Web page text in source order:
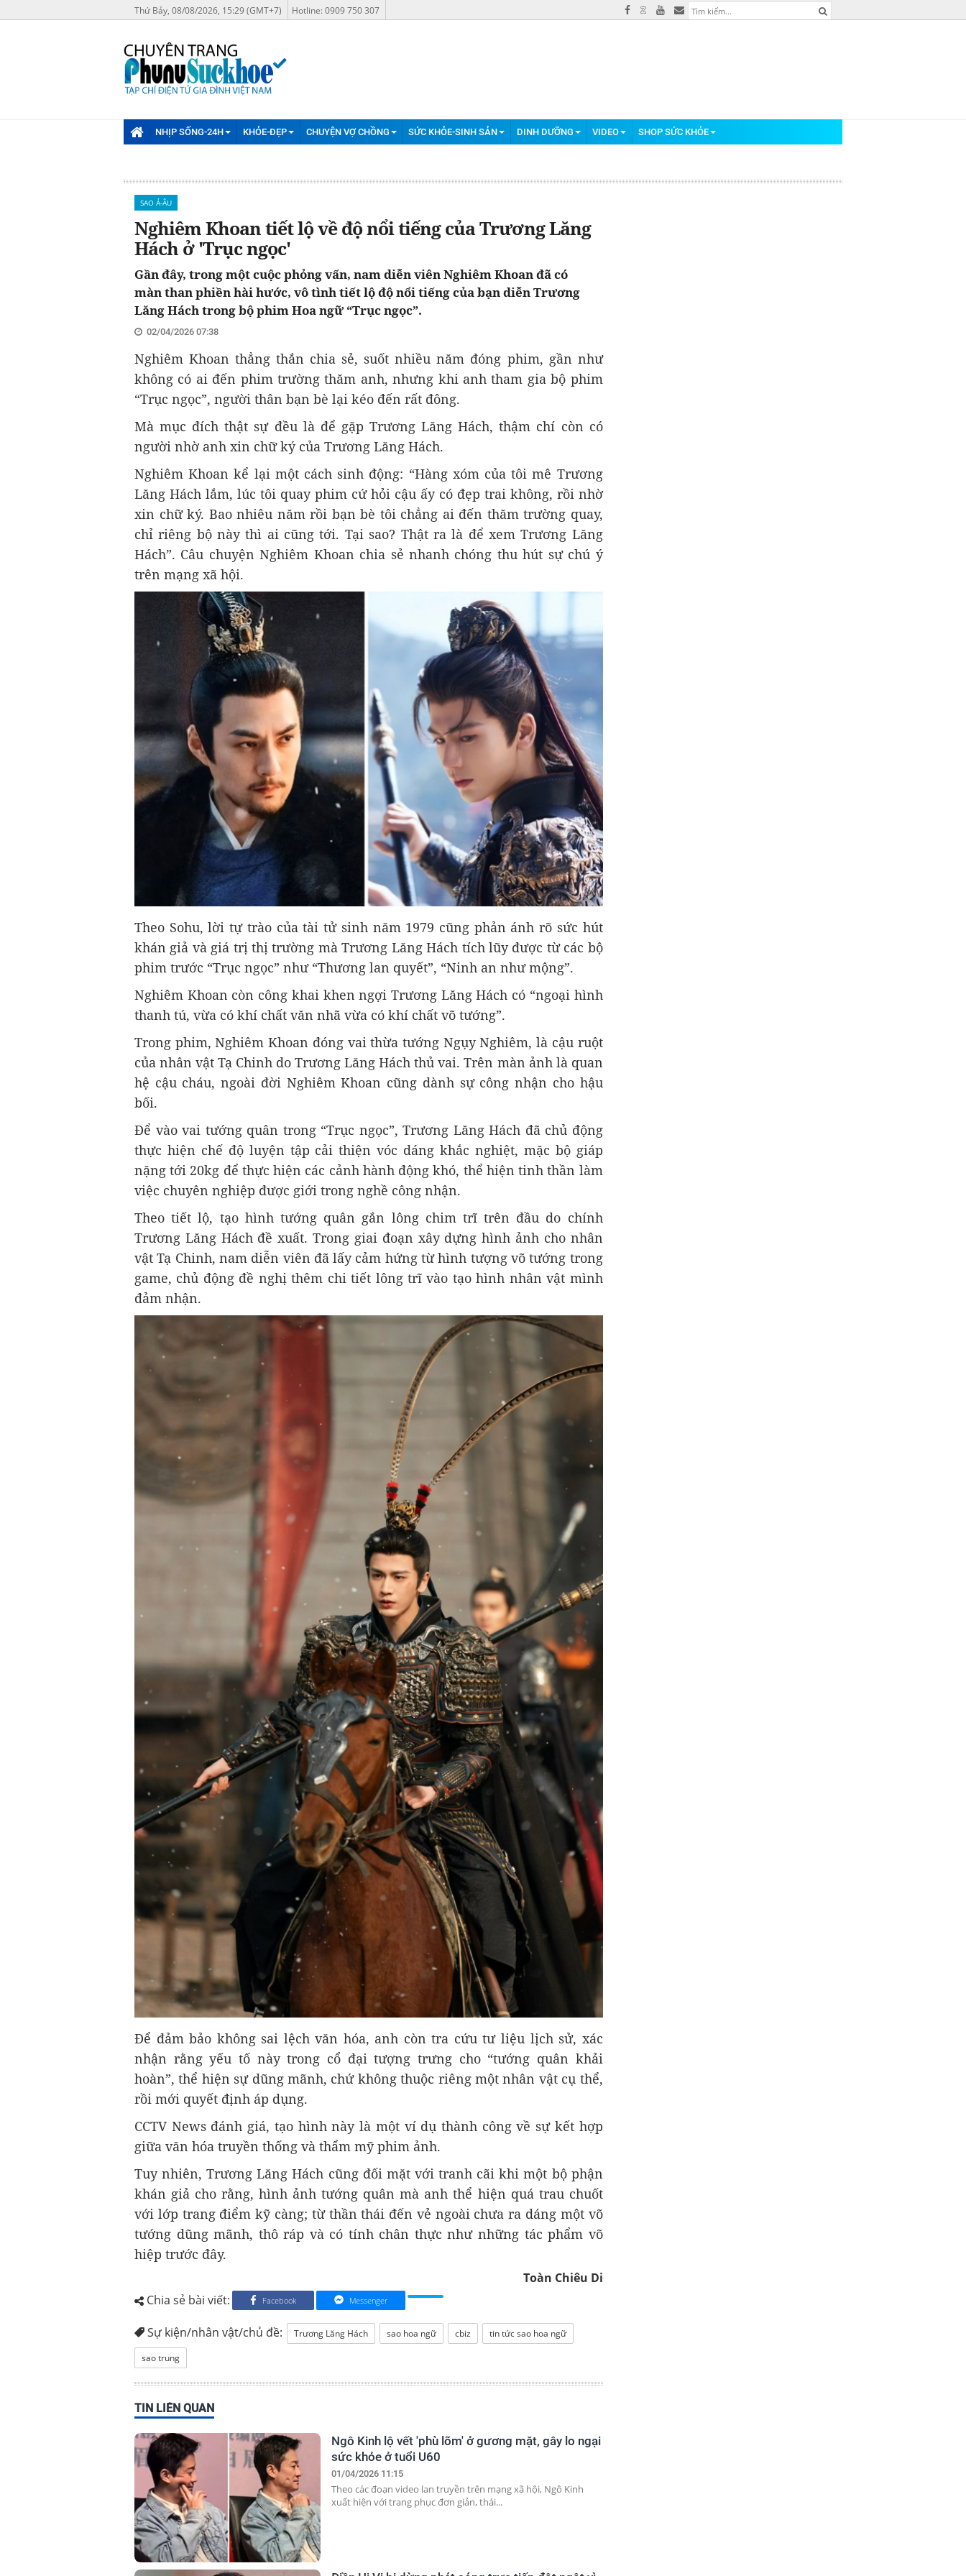
Thứ Bảy, 08/08/2026, 15:29 (GMT+7) Hotline: 0909 750 307
NHỊP SỐNG-24H KHỎE-ĐẸP CHUYỆN VỢ CHỒNG SỨC KHỎE-SINH SẢN DINH DƯỠNG VIDEO SHOP SỨC KHỎE
SAO Á-ÂU
Nghiêm Khoan tiết lộ về độ nổi tiếng của Trương Lăng
Hách ở 'Trục ngọc'
Gần đây, trong một cuộc phỏng vấn, nam diễn viên Nghiêm Khoan đã có
màn than phiền hài hước, vô tình tiết lộ độ nổi tiếng của bạn diễn Trương
Lăng Hách trong bộ phim Hoa ngữ “Trục ngọc”.
02/04/2026 07:38
Nghiêm Khoan thẳng thắn chia sẻ, suốt nhiều năm đóng phim, gần như
không có ai đến phim trường thăm anh, nhưng khi anh tham gia bộ phim
“Trục ngọc”, người thân bạn bè lại kéo đến rất đông.
Mà mục đích thật sự đều là để gặp Trương Lăng Hách, thậm chí còn có
người nhờ anh xin chữ ký của Trương Lăng Hách.
Nghiêm Khoan kể lại một cách sinh động: “Hàng xóm của tôi mê Trương
Lăng Hách lắm, lúc tôi quay phim cứ hỏi cậu ấy có đẹp trai không, rồi nhờ
xin chữ ký. Bao nhiêu năm rồi bạn bè tôi chẳng ai đến thăm trường quay,
chỉ riêng bộ này thì ai cũng tới. Tại sao? Thật ra là để xem Trương Lăng
Hách”. Câu chuyện Nghiêm Khoan chia sẻ nhanh chóng thu hút sự chú ý
trên mạng xã hội.
Theo Sohu, lời tự trào của tài tử sinh năm 1979 cũng phản ánh rõ sức hút
khán giả và giá trị thị trường mà Trương Lăng Hách tích lũy được từ các bộ
phim trước “Trục ngọc” như “Thương lan quyết”, “Ninh an như mộng”.
Nghiêm Khoan còn công khai khen ngợi Trương Lăng Hách có “ngoại hình
thanh tú, vừa có khí chất văn nhã vừa có khí chất võ tướng”.
Trong phim, Nghiêm Khoan đóng vai thừa tướng Ngụy Nghiêm, là cậu ruột
của nhân vật Tạ Chinh do Trương Lăng Hách thủ vai. Trên màn ảnh là quan
hệ cậu cháu, ngoài đời Nghiêm Khoan cũng dành sự công nhận cho hậu
bối.
Để vào vai tướng quân trong “Trục ngọc”, Trương Lăng Hách đã chủ động
thực hiện chế độ luyện tập cải thiện vóc dáng khắc nghiệt, mặc bộ giáp
nặng tới 20kg để thực hiện các cảnh hành động khó, thể hiện tinh thần làm
việc chuyên nghiệp được giới trong nghề công nhận.
Theo tiết lộ, tạo hình tướng quân gắn lông chim trĩ trên đầu do chính
Trương Lăng Hách đề xuất. Trong giai đoạn xây dựng hình ảnh cho nhân
vật Tạ Chinh, nam diễn viên đã lấy cảm hứng từ hình tượng võ tướng trong
game, chủ động đề nghị thêm chi tiết lông trĩ vào tạo hình nhân vật mình
đảm nhận.
Để đảm bảo không sai lệch văn hóa, anh còn tra cứu tư liệu lịch sử, xác
nhận rằng yếu tố này trong cổ đại tượng trưng cho “tướng quân khải
hoàn”, thể hiện sự dũng mãnh, chứ không thuộc riêng một nhân vật cụ thể,
rồi mới quyết định áp dụng.
CCTV News đánh giá, tạo hình này là một ví dụ thành công về sự kết hợp
giữa văn hóa truyền thống và thẩm mỹ phim ảnh.
Tuy nhiên, Trương Lăng Hách cũng đối mặt với tranh cãi khi một bộ phận
khán giả cho rằng, hình ảnh tướng quân mà anh thể hiện quá trau chuốt
với lớp trang điểm kỹ càng; từ thần thái đến vẻ ngoài chưa ra dáng một võ
tướng dũng mãnh, thô ráp và có tính chân thực như những tác phẩm võ
hiệp trước đây.
Toàn Chiêu Di
Chia sẻ bài viết:
Facebook Messenger
Sự kiện/nhân vật/chủ đề: Trương Lăng Hách sao hoa ngữ cbiz
tin tức sao hoa ngữ
sao trung
TIN LIÊN QUAN
Ngô Kinh lộ vết 'phù lõm' ở gương mặt, gây lo ngại
sức khỏe ở tuổi U60
01/04/2026 11:15
Theo các đoạn video lan truyền trên mạng xã hội, Ngô Kinh
xuất hiện với trang phục đơn giản, thái...